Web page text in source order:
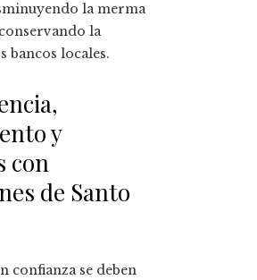
la merma
la
bancos locales.
y
con
de Santo
confianza se deben